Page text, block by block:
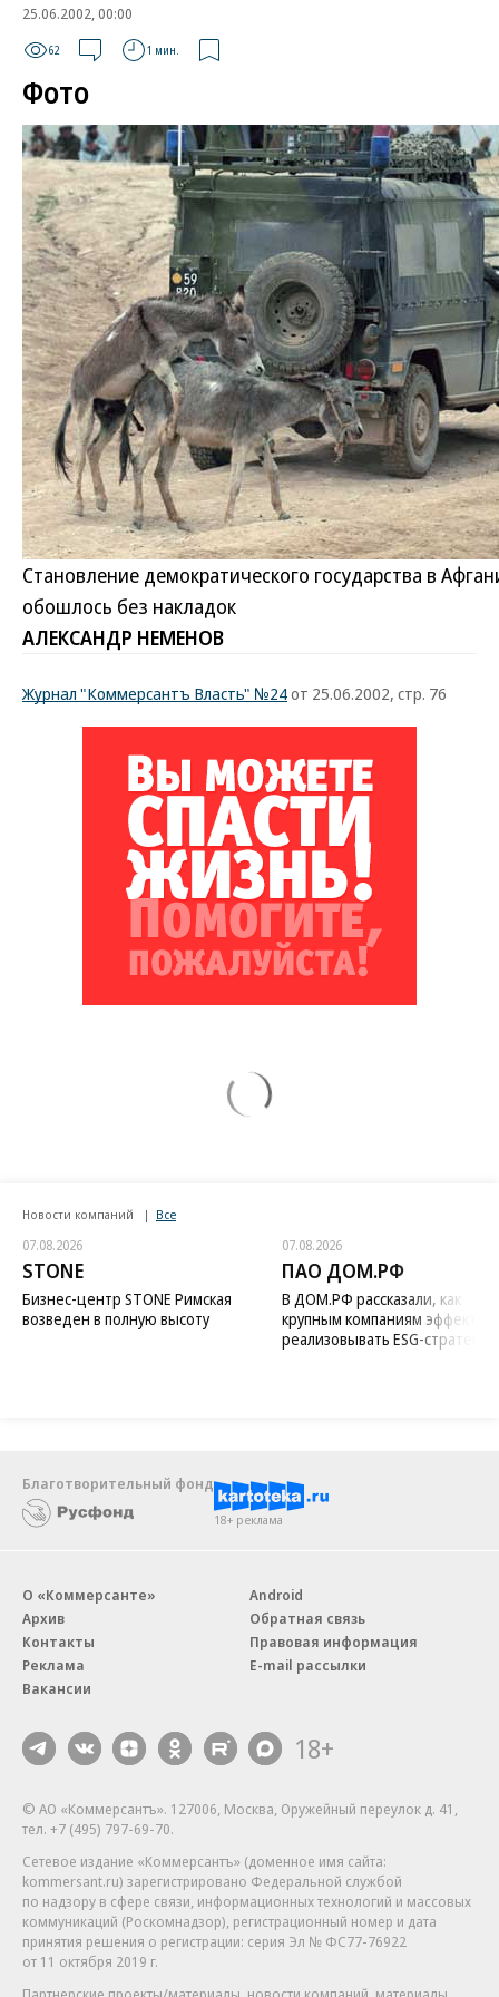
25.06.2002, 00:00
62 1 мин.
Фото
Становление демократического государства в
обошлось без накладок
АЛЕКСАНДР НЕМЕНОВ
Журнал "Коммерсантъ Власть" №24от 25.06.2002, стр. 76
Новости компаний Все
07.08.2026
STONE
Бизнес-центр STONE Римская
возведен в полную высоту
07.08.2026
ПАО ДОМ.РФ
В ДОМ.РФ рассказали, как
крупным компаниям
реализовывать ESG-стратегию
Благотворительный фонд
18+ реклама
О «Коммерсанте»
Архив
Контакты
Реклама
Вакансии
Android
Обратная связь
Правовая информация
E-mail рассылки
18+
© АО «Коммерсантъ». 127006, Москва, Оружейный переулок д. 41,
тел. +7 (495) 797-69-70.
Сетевое издание «Коммерсантъ» (доменное имя сайта:
kommersant.ru) зарегистрировано Федеральной службой
по надзору в сфере связи, информационных технологий и массовых
коммуникаций (Роскомнадзор), регистрационный номер и дата
принятия решения о регистрации: серия Эл № ФС77-76922
от 11 октября 2019 г.